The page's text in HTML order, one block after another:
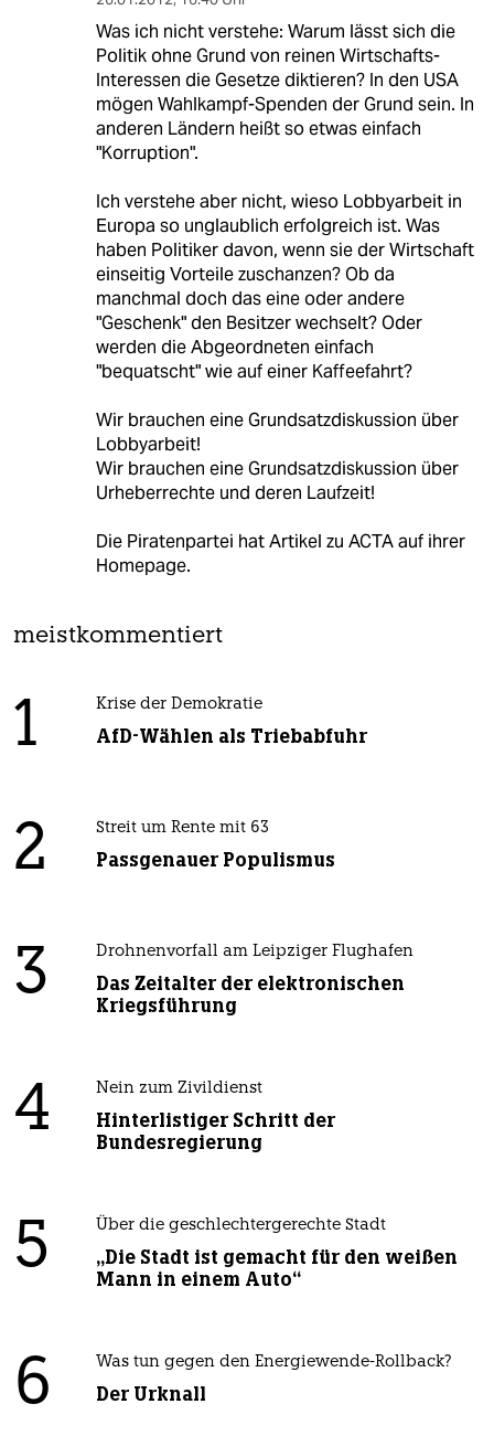
Was ich nicht verstehe: Warum lässt sich die
Politik ohne Grund von reinen Wirtschafts-
Interessen die Gesetze diktieren? In den USA
mögen Wahlkampf-Spenden der Grund sein. In
anderen Ländern heißt so etwas einfach
"Korruption".
Ich verstehe aber nicht, wieso Lobbyarbeit in
Europa so unglaublich erfolgreich ist. Was
haben Politiker davon, wenn sie der Wirtschaft
einseitig Vorteile zuschanzen? Ob da
manchmal doch das eine oder andere
"Geschenk" den Besitzer wechselt? Oder
werden die Abgeordneten einfach
"bequatscht" wie auf einer Kaffeefahrt?
Wir brauchen eine Grundsatzdiskussion über
Lobbyarbeit!
Wir brauchen eine Grundsatzdiskussion über
Urheberrechte und deren Laufzeit!
Die Piratenpartei hat Artikel zu ACTA auf ihrer
Homepage.
meistkommentiert
1 Krise der Demokratie
AfD-Wählen als Triebabfuhr
2 Streit um Rente mit 63
Passgenauer Populismus
3 Drohnenvorfall am Leipziger Flughafen
Das Zeitalter der elektronischen
Kriegsführung
4 Nein zum Zivildienst
Hinterlistiger Schritt der
Bundesregierung
5 Über die geschlechtergerechte Stadt
„Die Stadt ist gemacht für den weißen
Mann in einem Auto“
6 Was tun gegen den Energiewende-Rollback?
Der Urknall